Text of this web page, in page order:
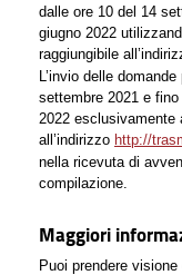
dalle ore 10 del 14
giugno 2022
raggiungibile
L’invio delle
settembre 2021 e
2022 esclusivamente
all’indirizzo http://
nella ricevuta di
compilazione.
Maggiori
Puoi prendere